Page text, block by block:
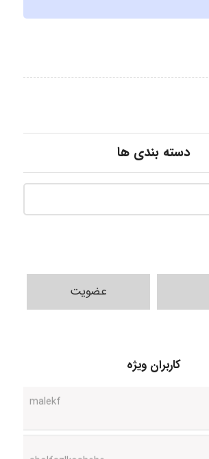
دسته بندی ها
عضویت
کاربران ویژه